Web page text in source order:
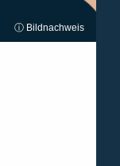
ⓘ Bildnachweis